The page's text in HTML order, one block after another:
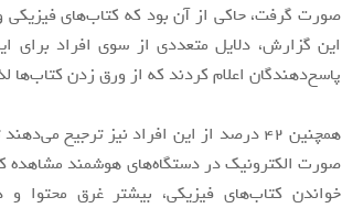
صورت گرفت، حاکی از آن بود که کتاب‌های فیزیکی
پاسخ‌دهندگان اعلام کردند که از ورق زدن کتاب‌ها
همچنین 42 درصد از این افراد نیز ترجیح